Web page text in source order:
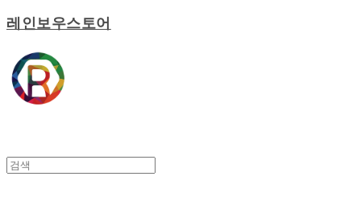
레인보우스토어